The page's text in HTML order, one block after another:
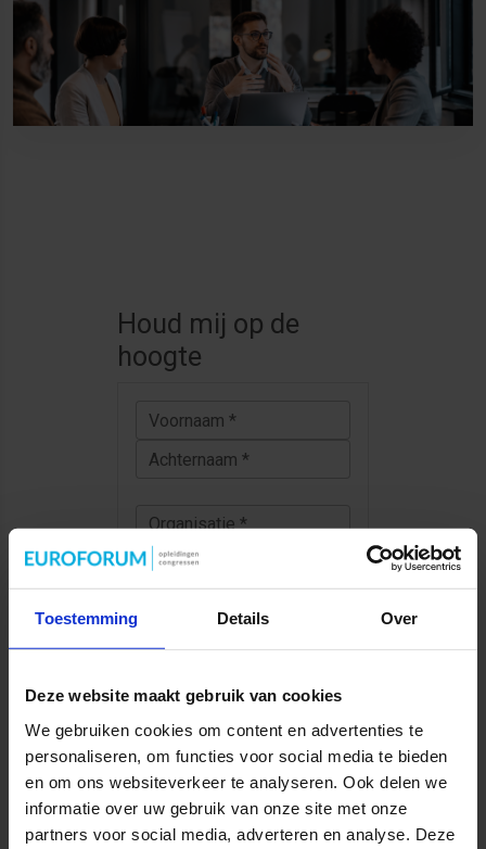
Toestemming Details Over
Deze website maakt gebruik van cookies
We gebruiken cookies om content en advertenties te
personaliseren, om functies voor social media te bieden
en om ons websiteverkeer te analyseren. Ook delen we
informatie over uw gebruik van onze site met onze
partners voor social media, adverteren en analyse. Deze
Houd mij op de
hoogte
Voornaam *
Achternaam *
Organisatie *
Telefoonnummer *
E-mail *
VERZENDEN